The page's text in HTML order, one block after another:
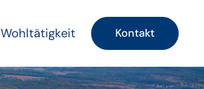
Wohltätigkeit Kontakt